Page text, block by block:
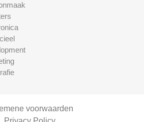
voorwaarden